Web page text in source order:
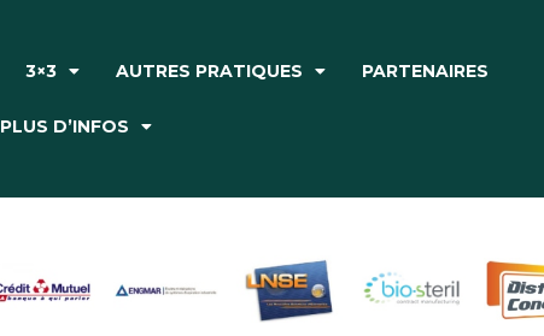
3×3 AUTRES PRATIQUES PARTENAIRES
PLUS D’INFOS